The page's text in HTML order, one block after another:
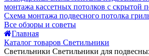
монтажа кассетных потолков с скрытой
Схема монтажа подвесного потолка
Все обзоры и советы
Главная
Каталог товаров Светильники
Светильники Светильники для